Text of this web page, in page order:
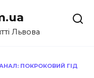
Львова
ПОКРОКОВИЙ ГІД